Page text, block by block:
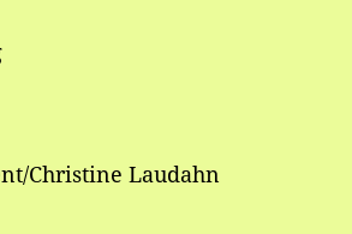
Christine Laudahn